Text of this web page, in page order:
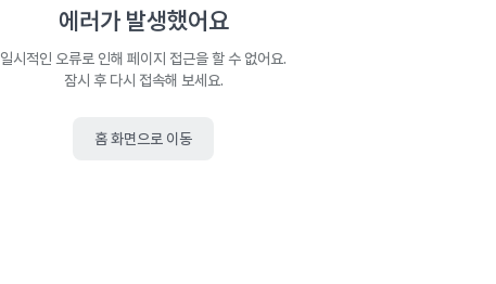
에러가 발생했어요
일시적인 오류로 인해 페이지 접근을 할 수 없어요.
잠시 후 다시 접속해 보세요.
홈 화면으로 이동